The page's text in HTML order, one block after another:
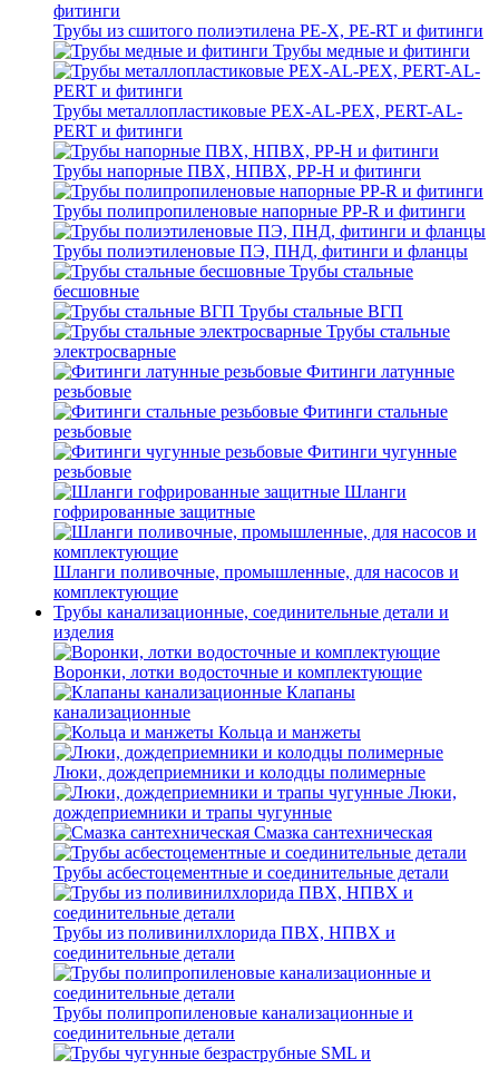
Трубы из сшитого полиэтилена PE-X, PE-RT и фитинги
Трубы медные и фитинги
Трубы металлопластиковые PEX-AL-PEX, PERT-AL-
PERT и фитинги
Трубы напорные ПВХ, НПВХ, PP-H и фитинги
Трубы полипропиленовые напорные PP-R и фитинги
Трубы полиэтиленовые ПЭ, ПНД, фитинги и фланцы
Трубы стальные
бесшовные
Трубы стальные ВГП
Трубы стальные
электросварные
Фитинги латунные
резьбовые
Фитинги стальные
резьбовые
Фитинги чугунные
резьбовые
Шланги
гофрированные защитные
Шланги поливочные, промышленные, для насосов и
комплектующие
Трубы канализационные, соединительные детали и
изделия
Воронки, лотки водосточные и комплектующие
Клапаны
канализационные
Кольца и манжеты
Люки, дождеприемники и колодцы полимерные
Люки,
дождеприемники и трапы чугунные
Смазка сантехническая
Трубы асбестоцементные и соединительные детали
Трубы из поливинилхлорида ПВХ, НПВХ и
соединительные детали
Трубы полипропиленовые канализационные и
соединительные детали